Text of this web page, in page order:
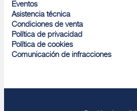
Eventos
Asistencia técnica
Condiciones de venta
Política de privacidad
Política de cookies
Comunicación de infracciones